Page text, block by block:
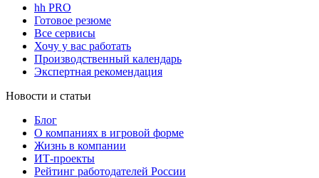
hh PRO
Готовое резюме
Все сервисы
Хочу у вас работать
Производственный календарь
Экспертная рекомендация
Новости и статьи
Блог
О компаниях в игровой форме
Жизнь в компании
ИТ-проекты
Рейтинг работодателей России